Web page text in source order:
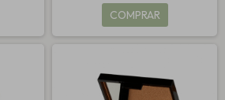
COMPRAR